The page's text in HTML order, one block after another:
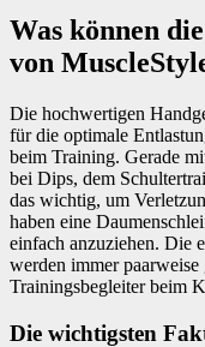
Was können
von
Die hochwertigen
für die optimale
beim Training. Gerade
bei Dips, dem
das wichtig, um
haben eine
einfach anzuziehen. Die
werden immer
Trainingsbegleiter beim
Die wichtigsten